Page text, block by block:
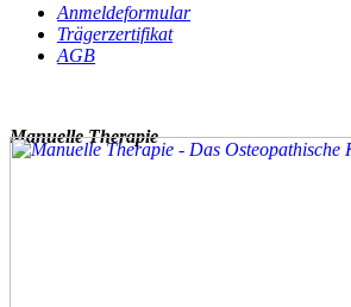
Anmeldeformular
Trägerzertifikat
AGB
Manuelle Therapie